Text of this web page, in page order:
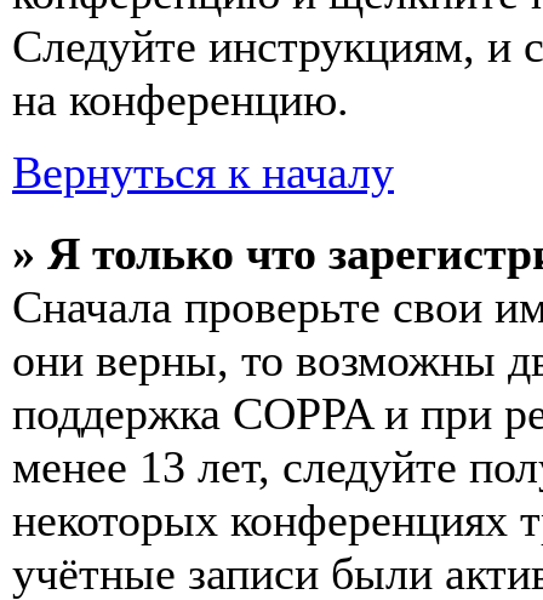
Следуйте инструкциям, и
на конференцию.
Вернуться к началу
» Я только что
Сначала проверьте свои
они верны, то возможны
поддержка COPPA и при
менее 13 лет, следуйте
некоторых конференциях
учётные записи были